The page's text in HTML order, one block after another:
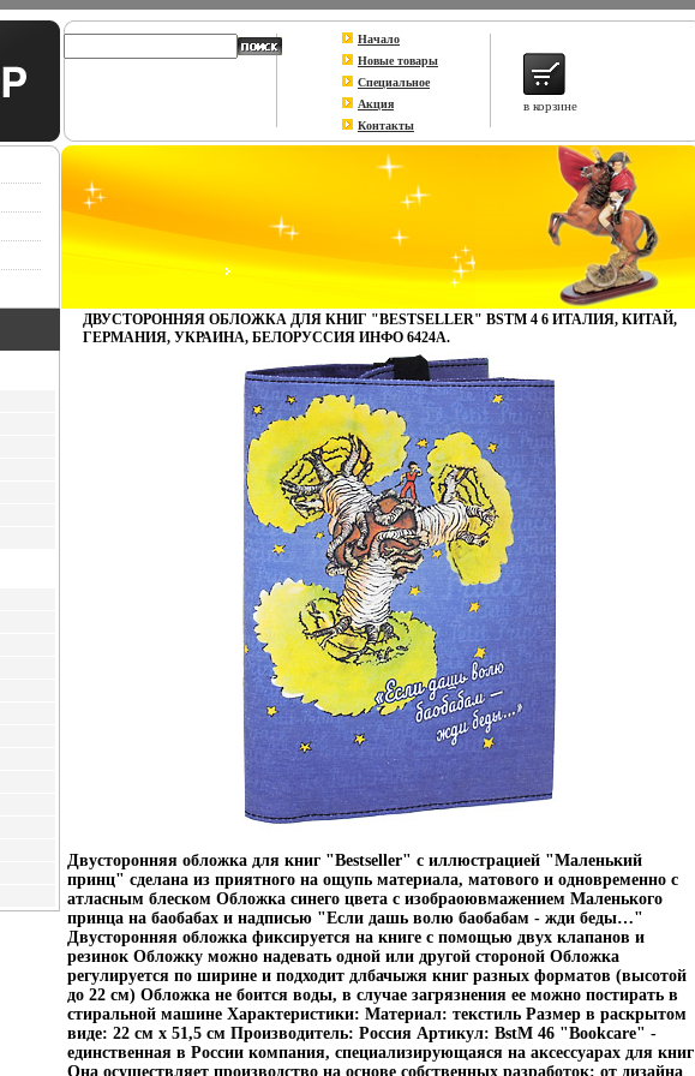
Начало
Новые товары
Специальное
Акция
Контакты
в корзине
ДВУСТОРОННЯЯ ОБЛОЖКА ДЛЯ КНИГ "BESTSELLER" BSTM 4 6 ИТАЛИЯ, КИТАЙ,
ГЕРМАНИЯ, УКРАИНА, БЕЛОРУССИЯ ИНФО 6424A.
Двусторонняя обложка для книг "Bestseller" с иллюстрацией "Маленький
принц" сделана из приятного на ощупь материала, матового и одновременно с
атласным блеском Обложка синего цвета с изобраоювмажением Маленького
принца на баобабах и надписью "Если дашь волю баобабам - жди беды…"
Двусторонняя обложка фиксируется на книге с помощью двух клапанов и
резинок Обложку можно надевать одной или другой стороной Обложка
регулируется по ширине и подходит длбачыжя книг разных форматов (высотой
до 22 см) Обложка не боится воды, в случае загрязнения ее можно постирать в
стиральной машине Характеристики: Материал: текстиль Размер в раскрытом
виде: 22 см х 51,5 см Производитель: Россия Артикул: BstM 46 "Bookcare" -
единственная в России компания, специализирующаяся на аксессуарах для книг
Она осуществляет производство на основе собственных разработок: от дизайна